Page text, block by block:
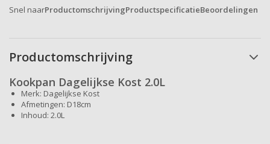
Snel naarProductomschrijvingProductspecificatieBeoordelingen
Productomschrijving
Kookpan Dagelijkse Kost 2.0L
Merk: Dagelijkse Kost
Afmetingen: D18cm
Inhoud: 2.0L